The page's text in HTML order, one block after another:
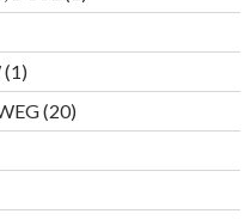
Produkt
11
Produkt
2020
Produkte